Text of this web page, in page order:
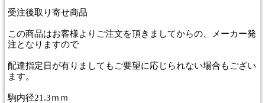
受注後取り寄せ商品
この商品はお客様よりご注文を頂きましてからの、メーカー発
注となりますので
配達指定日が有りましてもご要望に応じられない場合もござい
ます。
駒内径21.3ｍｍ